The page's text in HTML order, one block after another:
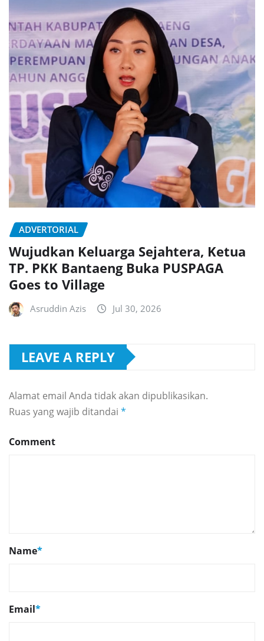
ADVERTORIAL
Wujudkan Keluarga Sejahtera, Ketua
TP. PKK Bantaeng Buka PUSPAGA
Goes to Village
Asruddin Azis Jul 30, 2026
LEAVE A REPLY
Alamat email Anda tidak akan dipublikasikan.
Ruas yang wajib ditandai *
Comment
Name*
Email*